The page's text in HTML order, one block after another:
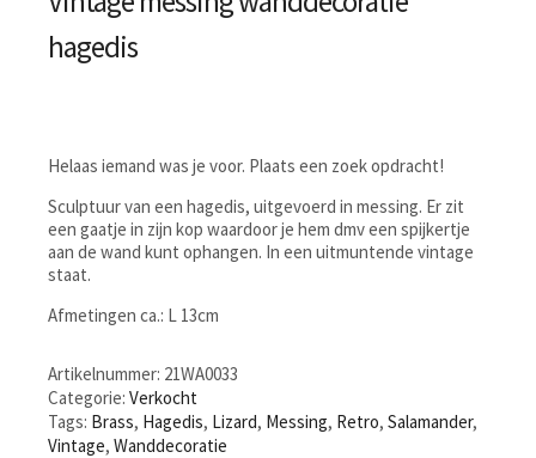
hagedis
Helaas iemand was je voor. Plaats een zoek opdracht!
Sculptuur van een hagedis, uitgevoerd in messing. Er zit
een gaatje in zijn kop waardoor je hem dmv een spijkertje
aan de wand kunt ophangen. In een uitmuntende vintage
staat.
Afmetingen ca.: L 13cm
Artikelnummer: 21WA0033
Categorie: Verkocht
Tags: Brass, Hagedis, Lizard, Messing, Retro, Salamander,
Vintage, Wanddecoratie